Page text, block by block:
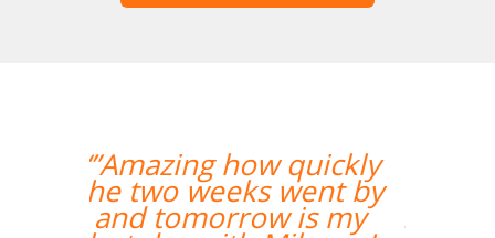
“”Everything is going
amazing! Thanks so
much for your help!””